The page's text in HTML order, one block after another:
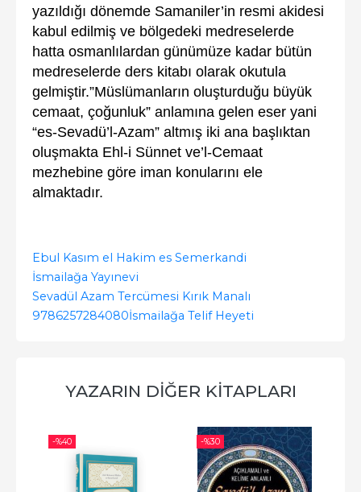
yazıldığı dönemde Samaniler’in resmi akidesi
kabul edilmiş ve bölgedeki medreselerde
hatta osmanlılardan günümüze kadar bütün
medreselerde ders kitabı olarak okutula
gelmiştir.”Müslümanların oluşturduğu büyük
cemaat, çoğunluk” anlamına gelen eser yani
“es-Sevadü’l-Azam” altmış iki ana başlıktan
oluşmakta Ehl-i Sünnet ve’l-Cemaat
mezhebine göre iman konularını ele
almaktadır.
Ebul Kasım el Hakim es Semerkandi
İsmailağa Yayınevi
Sevadül Azam Tercümesi Kırık Manalı
9786257284080İsmailağa Telif Heyeti
YAZARIN DIĞER KITAPLARI
-%40 -%30